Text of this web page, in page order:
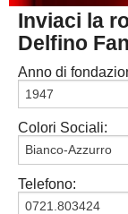
PESARO URBINO
PROMOZIONE
2^ CATEGORIA
3^ CATEGORIA
DIRETTA
Inviaci la
Delfino
Anno di
Colori Sociali:
Telefono: